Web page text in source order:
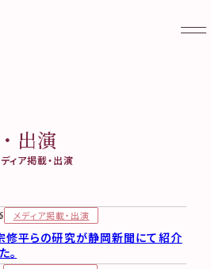
出演
ィア掲載・出演
メディア掲載・出演
修平らの研究が静岡新聞にて紹介
。